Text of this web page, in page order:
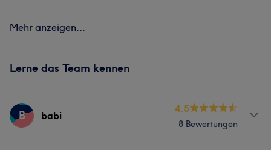
Mehr anzeigen...
Lerne das Team kennen
B babi
4.5
8 Bewertungen